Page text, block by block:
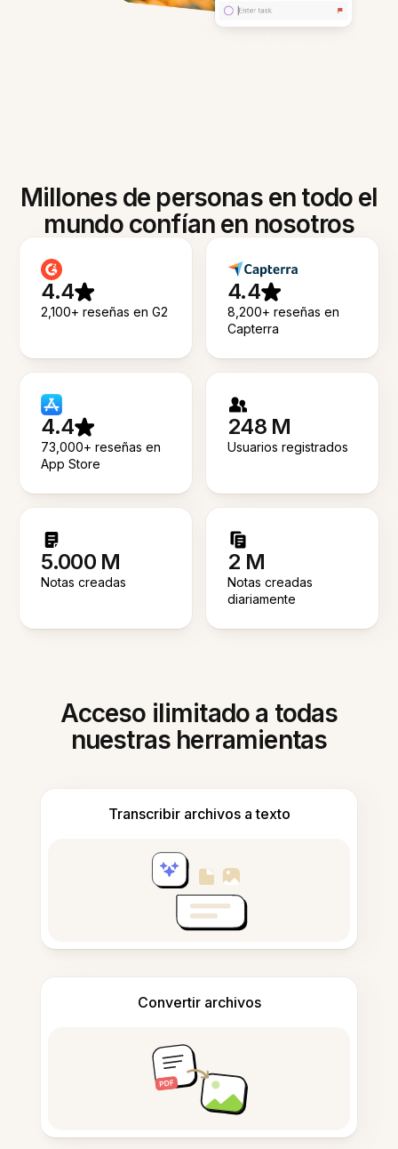
Millones de personas en todo el
mundo confían en nosotros
4.4
2,100+ reseñas en G2
4.4
8,200+ reseñas en
Capterra
4.4
73,000+ reseñas en
App Store
248 M
Usuarios registrados
5.000 M
Notas creadas
2 M
Notas creadas
diariamente
Acceso ilimitado a todas
nuestras herramientas
Transcribir archivos a texto
Convertir archivos